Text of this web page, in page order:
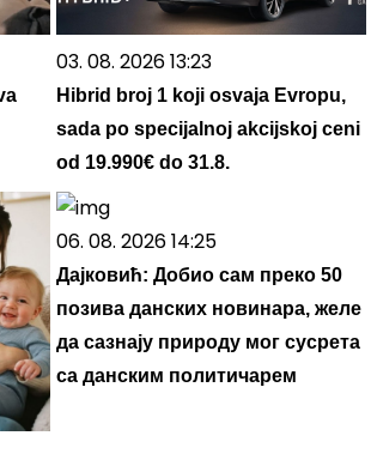
03. 08. 2026 13:23
Hibrid broj 1 koji osvaja Evropu,
sada po specijalnoj akcijskoj ceni
od 19.990€ do 31.8.
06. 08. 2026 14:25
Дајковић: Добио сам преко 50
позива данских новинара, желе
да сазнају природу мог сусрета
са данским политичарем